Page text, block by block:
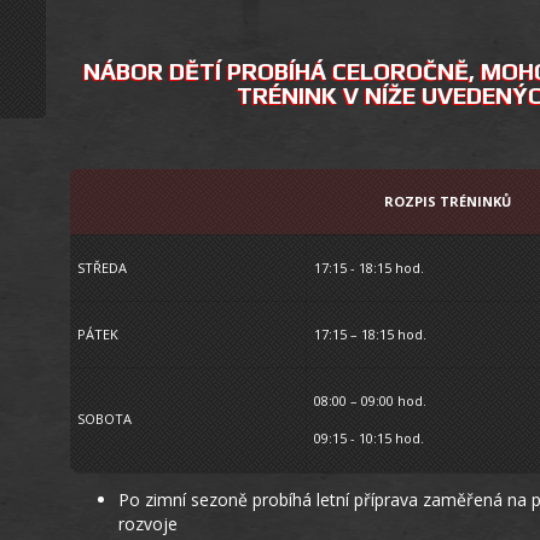
NÁBOR DĚTÍ PROBÍHÁ CELOROČNĚ,
TRÉNINK V NÍŽE
ROZPIS TRÉNINKŮ
STŘEDA 17:15 - 18:15 hod.
PÁTEK 17:15 – 18:15 hod.
SOBOTA
08:00 – 09:00 hod.
09:15 - 10:15 hod.
Po zimní sezoně probíhá letní příprava zaměřená na
rozvoje